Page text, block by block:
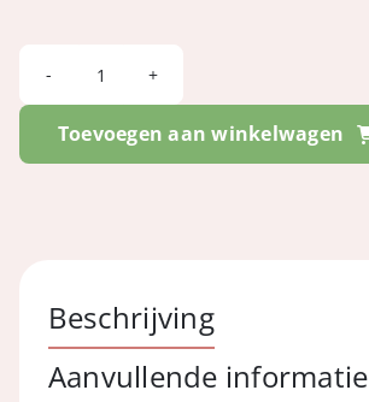
-
Tosca
Toevoegen aan winkelwagen
Beschrijving
Aanvullende informatie